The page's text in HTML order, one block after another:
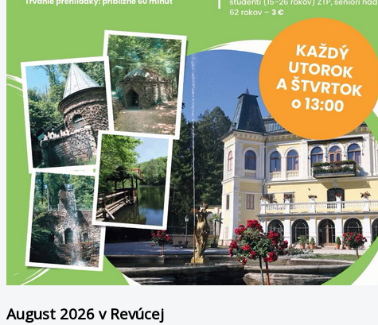
August 2026 v Revúcej